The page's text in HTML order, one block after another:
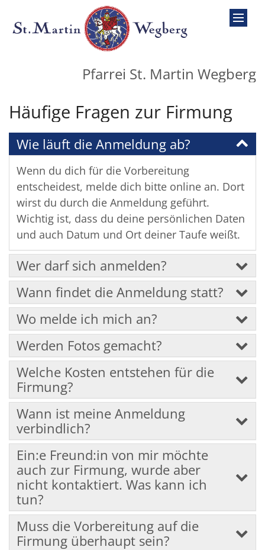
Zum Inhalt springen
Pfarrei St. Martin Wegberg
Häufige Fragen zur Firmung
Wie läuft die Anmeldung ab?
Wenn du dich für die Vorbereitung
entscheidest, melde dich bitte online an. Dort
wirst du durch die Anmeldung geführt.
Wichtig ist, dass du deine persönlichen Daten
und auch Datum und Ort deiner Taufe weißt.
Wer darf sich anmelden?
Wann findet die Anmeldung statt?
Wo melde ich mich an?
Werden Fotos gemacht?
Welche Kosten entstehen für die
Firmung?
Wann ist meine Anmeldung
verbindlich?
Ein:e Freund:in von mir möchte
auch zur Firmung, wurde aber
nicht kontaktiert. Was kann ich
tun?
Muss die Vorbereitung auf die
Firmung überhaupt sein?